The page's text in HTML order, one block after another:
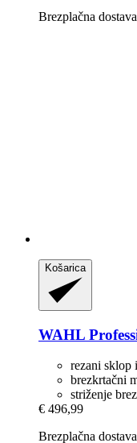
Brezplačna
Košarica
WAHL
rezani sklop
brezkrtačni
striženje
€ 496,99
Brezplačna